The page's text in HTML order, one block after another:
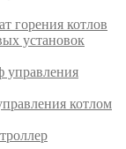
котлов
установок
котлом